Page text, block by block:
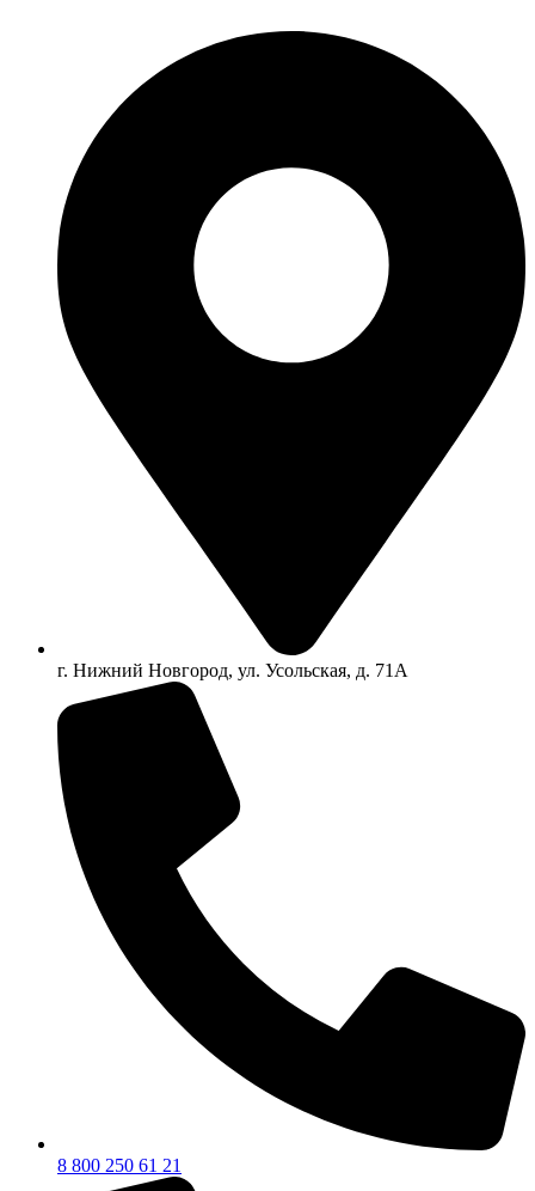
г. Нижний Новгород, ул. Усольская, д. 71А
8 800 250 61 21